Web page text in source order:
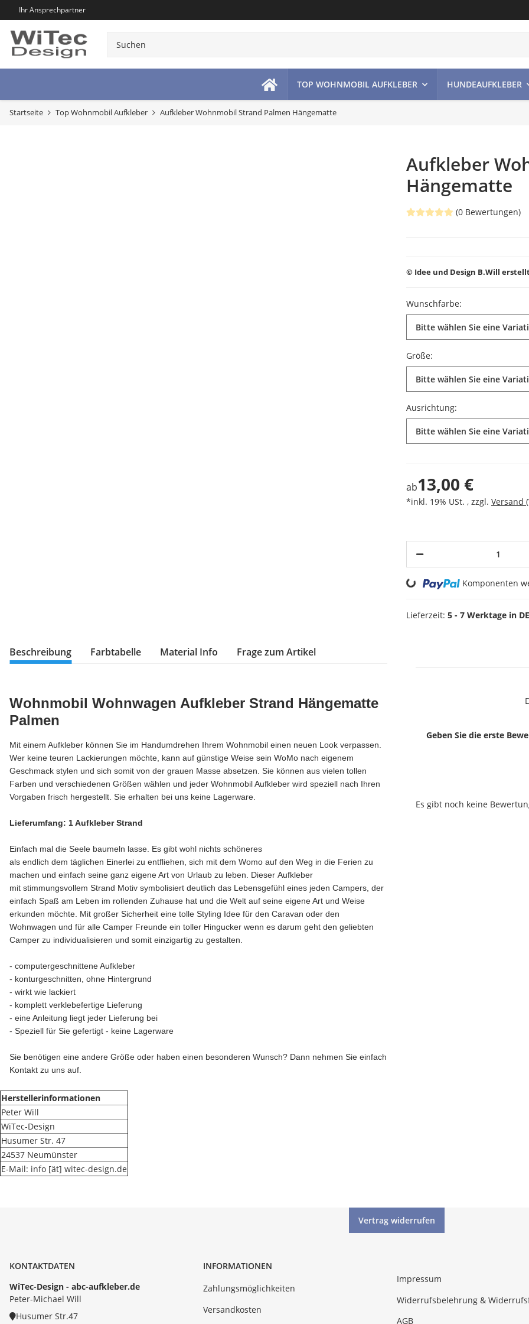
Ihr Ansprechpartner
TOP WOHNMOBIL AUFKLEBER HUNDEAUFKLEBER
Startseite Top Wohnmobil Aufkleber Aufkleber Wohnmobil Strand Palmen Hängematte
Aufkleber
Hängematte
(0 Bewertungen)
© Idee und Design B.Will
Wunschfarbe:
Bitte wählen Sie eine
Größe:
Bitte wählen Sie eine
Ausrichtung:
Bitte wählen Sie eine
ab13,00 €
*inkl. 19% USt. , zzgl. Versand
Loading... Komponenten
Lieferzeit: 5 - 7 Werktage in
Beschreibung Farbtabelle Material Info Frage zum Artikel
Wohnmobil Wohnwagen Aufkleber Strand Hängematte
Palmen
Mit einem Aufkleber können Sie im Handumdrehen Ihrem Wohnmobil einen neuen Look verpassen.
Wer keine teuren Lackierungen möchte, kann auf günstige Weise sein WoMo nach eigenem
Geschmack stylen und sich somit von der grauen Masse absetzen. Sie können aus vielen tollen
Farben und verschiedenen Größen wählen und jeder Wohnmobil Aufkleber wird speziell nach Ihren
Vorgaben frisch hergestellt. Sie erhalten bei uns keine Lagerware.
Lieferumfang: 1 Aufkleber Strand
Einfach mal die Seele baumeln lasse. Es gibt wohl nichts schöneres
als endlich dem täglichen Einerlei zu entfliehen, sich mit dem Womo auf den Weg in die Ferien zu
machen und einfach seine ganz eigene Art von Urlaub zu leben. Dieser Aufkleber
mit stimmungsvollem Strand Motiv symbolisiert deutlich das Lebensgefühl eines jeden Campers, der
einfach Spaß am Leben im rollenden Zuhause hat und die Welt auf seine eigene Art und Weise
erkunden möchte. Mit großer Sicherheit eine tolle Styling Idee für den Caravan oder den
Wohnwagen und für alle Camper Freunde ein toller Hingucker wenn es darum geht den geliebten
Camper zu individualisieren und somit einzigartig zu gestalten.
- computergeschnittene Aufkleber
- konturgeschnitten, ohne Hintergrund
- wirkt wie lackiert
- komplett verklebefertige Lieferung
- eine Anleitung liegt jeder Lieferung bei
- Speziell für Sie gefertigt - keine Lagerware
Sie benötigen eine andere Größe oder haben einen besonderen Wunsch? Dann nehmen Sie einfach
Kontakt zu uns auf.
Herstellerinformationen
Peter Will
WiTec-Design
Husumer Str. 47
24537 Neumünster
E-Mail: info [ät] witec-design.de
Geben Sie die erste
Es gibt noch keine
Vertrag widerrufen
KONTAKTDATEN
WiTec-Design - abc-aufkleber.de
Peter-Michael Will
Husumer Str.47
INFORMATIONEN
Zahlungsmöglichkeiten
Versandkosten
Impressum
Widerrufsbelehrung &
AGB